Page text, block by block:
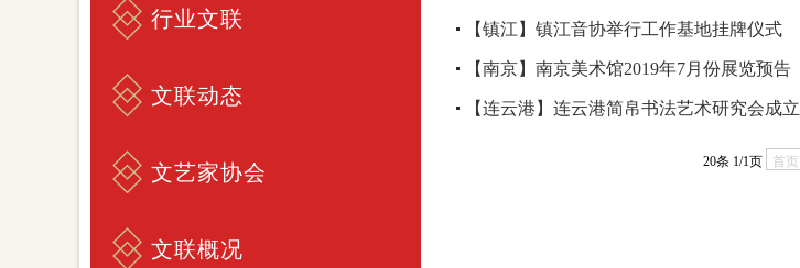
行业文联
文联动态
文艺家协会
文联概况
【镇江】镇江音协举行工作基地挂牌仪式
【南京】南京美术馆2019年7月份展览预告
【连云港】连云港简帛书法艺术研究会成立
20条 1/1页 首页